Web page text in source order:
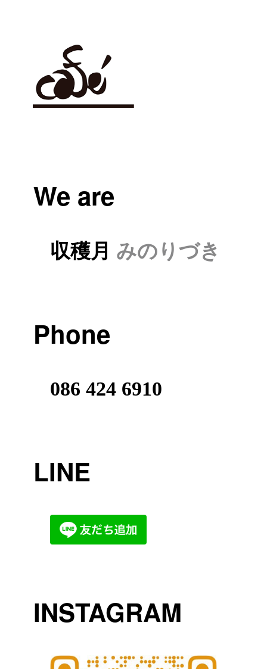
We are
収穫月 みのりづき
Phone
086 424 6910
LINE
INSTAGRAM